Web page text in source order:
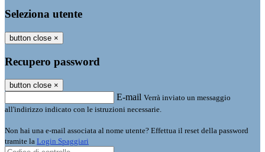
Seleziona utente
button close ×
Recupero password
button close ×
E-mail Verrà inviato un messaggio
all'indirizzo indicato con le istruzioni necessarie.
Non hai una e-mail associata al nome utente? Effettua il reset della password
tramite la Login Spaggiari